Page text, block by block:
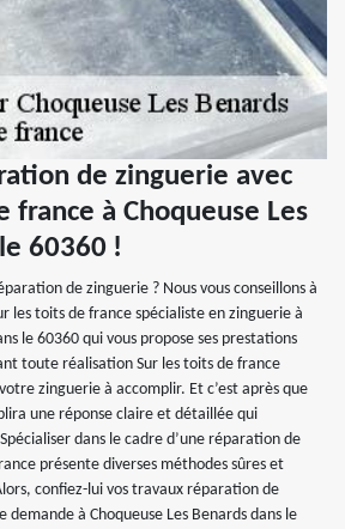
de zinguerie avec
france à Choqueuse Les
60360 !
de zinguerie ? Nous vous conseillons à
les toits de france spécialiste en zinguerie à
le 60360 qui vous propose ses prestations
toute réalisation Sur les toits de france
zinguerie à accomplir. Et c’est après que
une réponse claire et détaillée qui
dans le cadre d’une réparation de
présente diverses méthodes sûres et
confiez-lui vos travaux réparation de
à Choqueuse Les Benards dans le